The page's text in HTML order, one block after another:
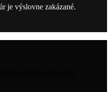
je výslovne zakázané.